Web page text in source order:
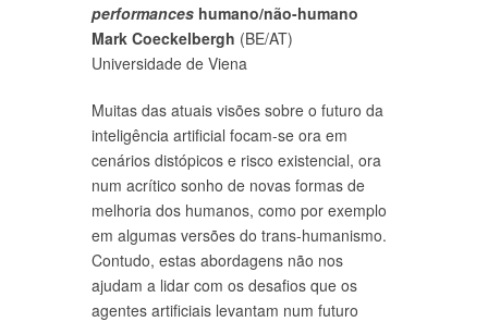
performances humano/não-humano
Mark Coeckelbergh (BE/AT)
Universidade de Viena
Muitas das atuais visões sobre o futuro da
inteligência artificial focam-se ora em
cenários distópicos e risco existencial, ora
num acrítico sonho de novas formas de
melhoria dos humanos, como por exemplo
em algumas versões do trans-humanismo.
Contudo, estas abordagens não nos
ajudam a lidar com os desafios que os
agentes artificiais levantam num futuro